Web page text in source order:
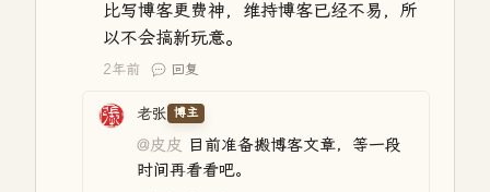
比写博客更费神，维持博客已经不易，所
以不会搞新玩意。
2年前 回复
老张 博主
@皮皮 目前准备搬博客文章，等一段
时间再看看吧。